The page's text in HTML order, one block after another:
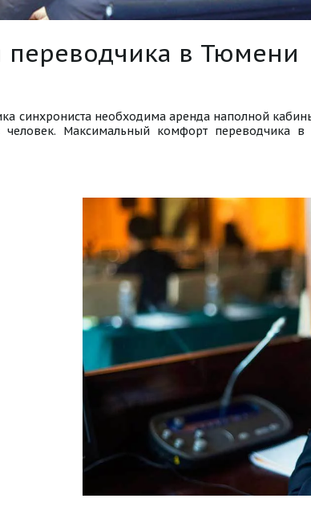
в Тюмени
синхрониста необходима аренда наполной
Максимальный комфорт переводчика